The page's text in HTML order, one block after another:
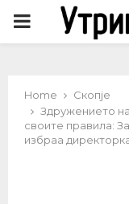
PRIMARY
Home
Скопје
Здружението
своите правила:
избраа